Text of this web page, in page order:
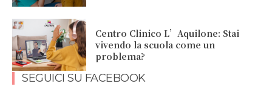
Centro Clinico L’Aquilone: Stai
vivendo la scuola come un
problema?
SEGUICI SU FACEBOOK